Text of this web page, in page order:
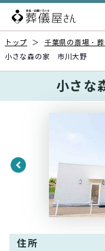
トップ ＞ 千葉県の斎場・
小さな森の家 市川大野
小さな
住所